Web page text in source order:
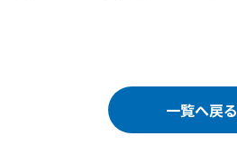
一覧へ戻る